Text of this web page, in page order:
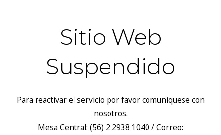
Sitio Web
Suspendido
Para reactivar el servicio por favor comuníquese con
nosotros.
Mesa Central: (56) 2 2938 1040 / Correo: